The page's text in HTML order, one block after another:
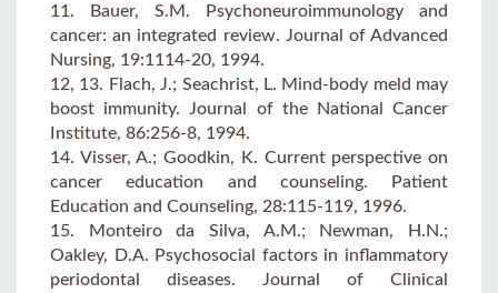
11. Bauer, S.M. Psychoneuroimmunology and
cancer: an integrated review. Journal of Advanced
Nursing, 19:1114-20, 1994.
12, 13. Flach, J.; Seachrist, L. Mind-body meld may
boost immunity. Journal of the National Cancer
Institute, 86:256-8, 1994.
14. Visser, A.; Goodkin, K. Current perspective on
cancer education and counseling. Patient
Education and Counseling, 28:115-119, 1996.
15. Monteiro da Silva, A.M.; Newman, H.N.;
Oakley, D.A. Psychosocial factors in inflammatory
periodontal diseases. Journal of Clinical